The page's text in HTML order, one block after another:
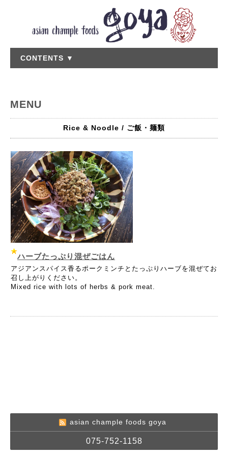
CONTENTS ▼
MENU
Rice & Noodle / ご飯・麺類
ハーブたっぷり混ぜごはん
アジアンスパイス香るポークミンチとたっぷりハーブを混ぜてお
召し上がりください。
Mixed rice with lots of herbs & pork meat.
asian chample foods goya
075-752-1158